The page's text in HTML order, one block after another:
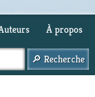
À propos